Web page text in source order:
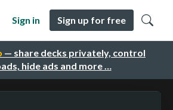
— share decks privately, control
hide ads and more …
Sign in Sign up for free